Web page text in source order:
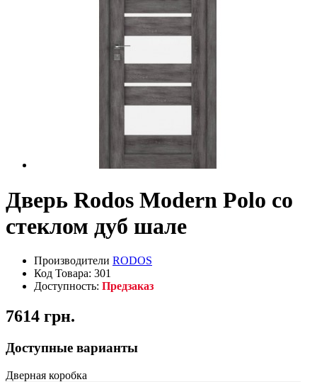
Дверь Rodos Modern Polo со
стеклом дуб шале
Производители RODOS
Код Товара: 301
Доступность: Предзаказ
7614 грн.
Доступные варианты
Дверная коробка